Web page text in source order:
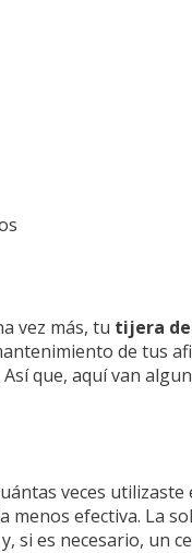
vez más, tu tijera
de tus
que, aquí van
veces utilizaste
efectiva. La
si es necesario, un